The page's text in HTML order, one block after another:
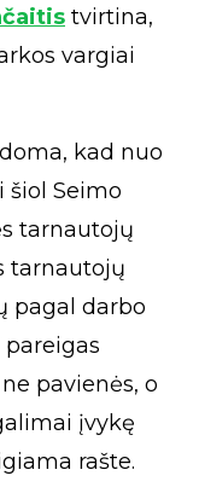
tvirtina,
vargiai
kad nuo
Seimo
tarnautojų
tarnautojų
pagal darbo
pavienės, o
įvykę
rašte.